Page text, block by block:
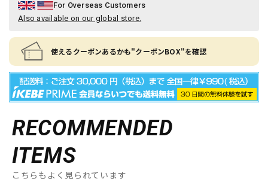
For Overseas Customers
Also available on our global store.
使えるクーポンあるかも"クーポンBOX"を確認
RECOMMENDED
ITEMS
こちらもよく見られています